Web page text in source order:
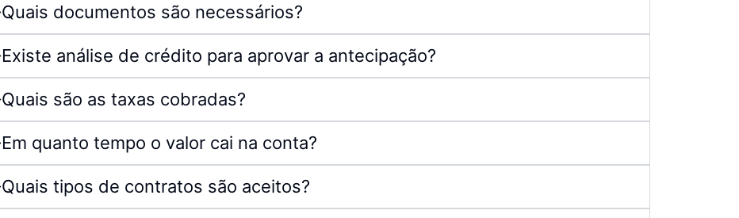
Quais documentos são necessários?
Existe análise de crédito para aprovar a antecipação?
Quais são as taxas cobradas?
Em quanto tempo o valor cai na conta?
Quais tipos de contratos são aceitos?